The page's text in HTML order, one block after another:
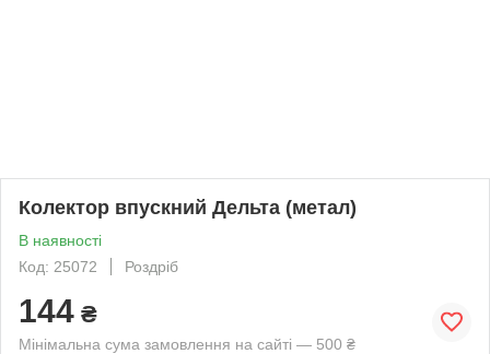
Колектор впускний Дельта (метал)
В наявності
Код: 25072
Роздріб
144 ₴
Мінімальна сума замовлення на сайті — 500 ₴